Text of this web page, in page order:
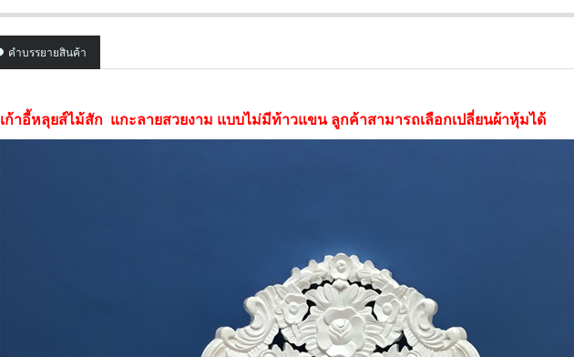
คำบรรยายสินค้า
เก้าอี้หลุยส์ไม้สัก แกะลายสวยงาม แบบไม่มีท้าวแขน ลูกค้าสามารถเลือกเปลี่ยนผ้าหุ้มได้